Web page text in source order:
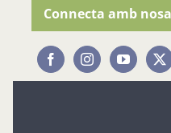
Connecta amb